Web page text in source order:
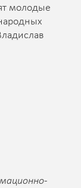
молодые